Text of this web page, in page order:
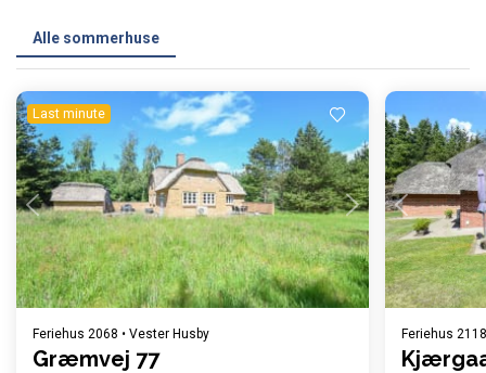
Alle sommerhuse
Last minute
Indlæser...
Feriehus 2068 • Vester Husby
Græmvej 77
Feriehus